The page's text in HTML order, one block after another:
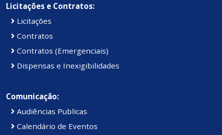
Licitações e Contratos:
Licitações
Contratos
Contratos (Emergenciais)
Dispensas e Inexigibilidades
Comunicação:
Audiências Publicas
Calendário de Eventos